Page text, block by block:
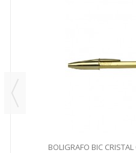
BOLIGRAFO BIC